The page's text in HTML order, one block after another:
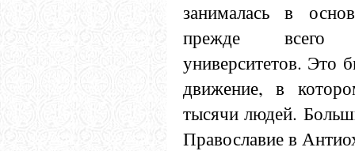
занималась в
прежде всего
университетов. Это
движение, в
тысячи людей.
Православие в